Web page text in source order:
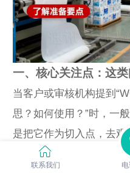
一、核心关注点：这
当客户或审核机构提到
思？如何使用？”时，一
是把它作为切入点，去观
健康安全、环境、管理
联系我们